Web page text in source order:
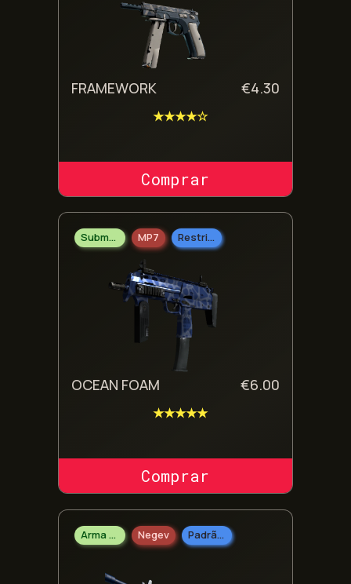
FRAMEWORK €4.30
★★★★☆
COMPRAR SKIN
Submetralhadoras MP7 Restrito
OCEAN FOAM €6.00
★★★★★
COMPRAR SKIN
Arma Pesada Negev Padrão Militar